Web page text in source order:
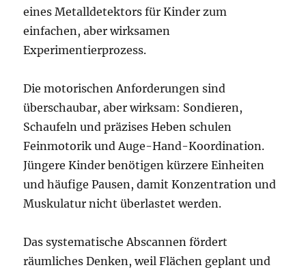
eines Metalldetektors für Kinder zum
einfachen, aber wirksamen
Experimentierprozess.
Die motorischen Anforderungen sind
überschaubar, aber wirksam: Sondieren,
Schaufeln und präzises Heben schulen
Feinmotorik und Auge-Hand-Koordination.
Jüngere Kinder benötigen kürzere Einheiten
und häufige Pausen, damit Konzentration und
Muskulatur nicht überlastet werden.
Das systematische Abscannen fördert
räumliches Denken, weil Flächen geplant und